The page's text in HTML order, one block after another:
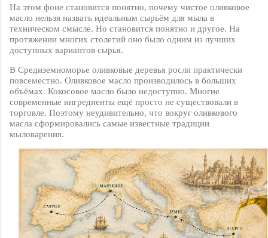
На этом фоне становится понятно, почему чистое оливковое
масло нельзя назвать идеальным сырьём для мыла в
техническом смысле. Но становится понятно и другое. На
протяжении многих столетий оно было одним из лучших
доступных вариантов сырья.
В Средиземноморье оливковые деревья росли практически
повсеместно. Оливковое масло производилось в больших
объёмах. Кокосовое масло было недоступно. Многие
современные ингредиенты ещё просто не существовали в
торговле. Поэтому неудивительно, что вокруг оливкового
масла сформировались самые известные традиции
мыловарения.